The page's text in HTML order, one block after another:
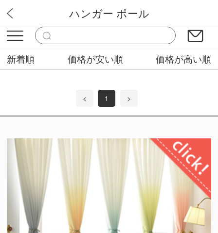
バソラブ
ハンガー ポール
新着順 価格が安い順 価格が高い順
< 1 >